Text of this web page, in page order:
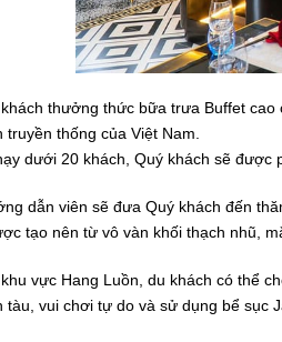
thưởng thức bữa trưa Buffet
truyền thống của Việt Nam.
dưới 20 khách, Quý khách sẽ được
dẫn viên sẽ đưa Quý khách đến
tạo nên từ vô vàn khối thạch nhũ,
vực Hang Luồn, du khách có thể
tàu, vui chơi tự do và sử dụng bể sục